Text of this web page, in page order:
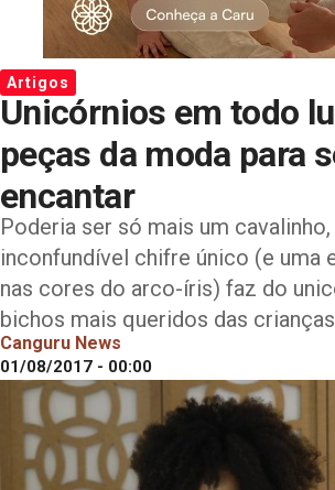
Artigos
Unicórnios em todo
peças da moda para
encantar
Poderia ser só mais um
inconfundível chifre único (e uma
nas cores do arco-íris) faz do
bichos mais queridos das
Canguru News
01/08/2017 - 00:00